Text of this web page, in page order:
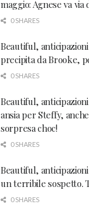
maggio: Agnese va via
0 SHARES
Beautiful,
precipita da Brooke,
0 SHARES
Beautiful,
ansia per Steffy,
sorpresa choc!
0 SHARES
Beautiful,
un terribile sospetto.
0 SHARES